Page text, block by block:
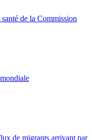
de la Commission
de migrants arrivant par